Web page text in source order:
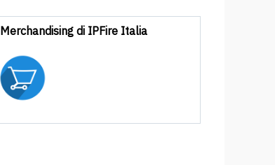
Merchandising di IPFire Italia